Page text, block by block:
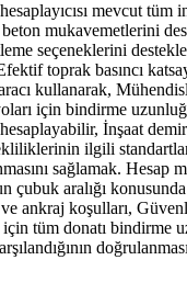
mevcut tüm
beton mukavemetlerini
seçeneklerini
toprak basıncı
kullanarak,
için bindirme
İnşaat
ilgili
sağlamak. Hesap
çubuk aralığı
ankraj koşulları,
için tüm donatı bindirme